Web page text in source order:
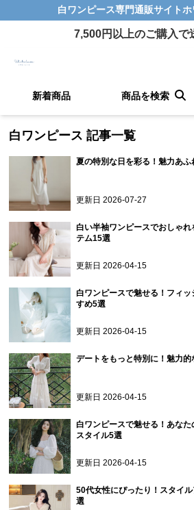
白ワンピース専門通販サイトホ
7,500円以上のご購入で
新着商品 商品を検索
白ワンピース 記事一覧
夏の特別な日を彩る！魅力あ
更新日2026-07-27
白い半袖ワンピースでおしゃ
テム15選
更新日2026-04-15
白ワンピースで魅せる！フィ
すめ5選
更新日2026-04-15
デートをもっと特別に！魅力
更新日2026-04-15
白ワンピースで魅せる！あな
スタイル5選
更新日2026-04-15
50代女性にぴったり！スタイ
選